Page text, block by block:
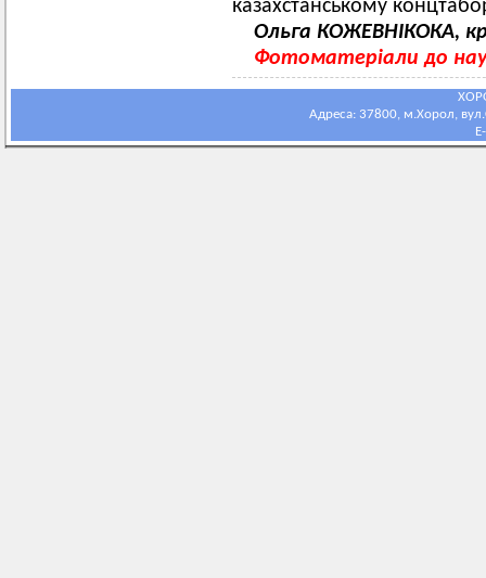
казахстанському
Ольга КОЖЕВНІКОКА,
Фотоматеріали до
Адреса: 37800, м.Хорол,